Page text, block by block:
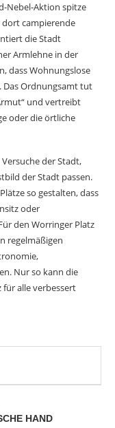
Nebel-Aktion spitze
campierende
die Stadt
Armlehne in der
dass Wohnungslose
Das Ordnungsamt tut
und vertreibt
oder die örtliche
Versuche der Stadt,
der Stadt passen.
so gestalten, dass
oder
den Worringer Platz
regelmäßigen
Nur so kann die
alle verbessert
HAND